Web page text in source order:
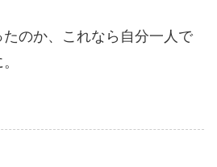
のか、これなら自分一人で